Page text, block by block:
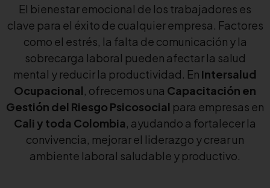
El bienestar emocional de los trabajadores es
clave para el éxito de cualquier empresa. Factores
como el estrés, la falta de comunicación y la
sobrecarga laboral pueden afectar la salud
mental y reducir la productividad. En Intersalud
Ocupacional, ofrecemos una Capacitación en
Gestión del Riesgo Psicosocial para empresas en
Cali y toda Colombia, ayudando a fortalecer la
convivencia, mejorar el liderazgo y crear un
ambiente laboral saludable y productivo.